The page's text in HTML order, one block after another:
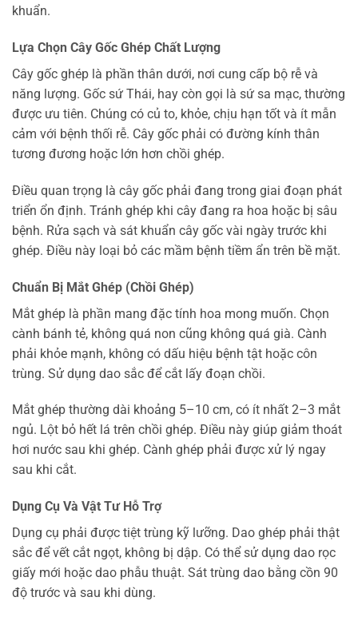
khuẩn.
Lựa Chọn Cây Gốc Ghép Chất Lượng
Cây gốc ghép là phần thân dưới, nơi cung cấp bộ rễ và
năng lượng. Gốc sứ Thái, hay còn gọi là sứ sa mạc, thường
được ưu tiên. Chúng có củ to, khỏe, chịu hạn tốt và ít mẫn
cảm với bệnh thối rễ. Cây gốc phải có đường kính thân
tương đương hoặc lớn hơn chồi ghép.
Điều quan trọng là cây gốc phải đang trong giai đoạn phát
triển ổn định. Tránh ghép khi cây đang ra hoa hoặc bị sâu
bệnh. Rửa sạch và sát khuẩn cây gốc vài ngày trước khi
ghép. Điều này loại bỏ các mầm bệnh tiềm ẩn trên bề mặt.
Chuẩn Bị Mắt Ghép (Chồi Ghép)
Mắt ghép là phần mang đặc tính hoa mong muốn. Chọn
cành bánh tẻ, không quá non cũng không quá già. Cành
phải khỏe mạnh, không có dấu hiệu bệnh tật hoặc côn
trùng. Sử dụng dao sắc để cắt lấy đoạn chồi.
Mắt ghép thường dài khoảng 5–10 cm, có ít nhất 2–3 mắt
ngủ. Lột bỏ hết lá trên chồi ghép. Điều này giúp giảm thoát
hơi nước sau khi ghép. Cành ghép phải được xử lý ngay
sau khi cắt.
Dụng Cụ Và Vật Tư Hỗ Trợ
Dụng cụ phải được tiệt trùng kỹ lưỡng. Dao ghép phải thật
sắc để vết cắt ngọt, không bị dập. Có thể sử dụng dao rọc
giấy mới hoặc dao phẫu thuật. Sát trùng dao bằng cồn 90
độ trước và sau khi dùng.